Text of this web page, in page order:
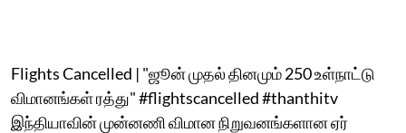
Flights Cancelled | "ஜூன் முதல் தினமும் 250 உள்நாட்டு
விமானங்கள் ரத்து" #flightscancelled #thanthitv
இந்தியாவின் முன்னணி விமான நிறுவனங்களான ஏர்